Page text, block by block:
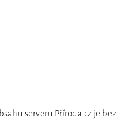
serveru Příroda.cz je bez